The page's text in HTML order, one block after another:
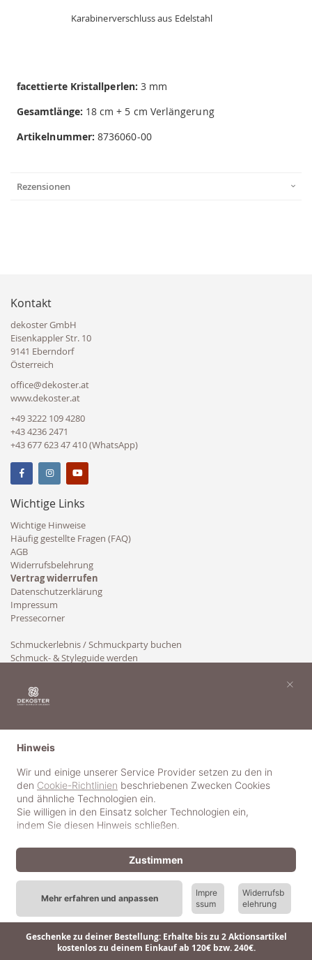
Geschenke zu deiner Bestellung: Erhalte bis zu 2 Aktionsartikel
kostenlos zu deinem Einkauf ab 120€ bzw. 240€.
Karabinerverschluss aus Edelstahl
facettierte Kristallperlen: 3 mm
Gesamtlänge: 18 cm + 5 cm Verlängerung
Artikelnummer:8736060-00
Rezensionen
Kontakt
dekoster GmbH
Eisenkappler Str. 10
9141 Eberndorf
Österreich
office@dekoster.at
www.dekoster.at
+49 3222 109 4280
+43 4236 2471
+43 677 623 47 410 (WhatsApp)
Wichtige Links
Wichtige Hinweise
Häufig gestellte Fragen (FAQ)
AGB
Widerrufsbelehrung
Vertrag widerrufen
Datenschutzerklärung
Impressum
Pressecorner
Schmuckerlebnis / Schmuckparty buchen
Schmuck- & Styleguide werden
© 2018-2025 dekoster GmbH
Hinweis
Wir und einige unserer Service Provider setzen zu den in
den Cookie-Richtlinien beschriebenen Zwecken Cookies
und ähnliche Technologien ein.
Sie willigen in den Einsatz solcher Technologien ein,
indem Sie diesen Hinweis schließen.
Mehr erfahren und anpassen
Impre
ssum
Widerrufsb
elehrung
Zustimmen
×